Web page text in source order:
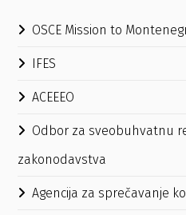
OSCE Mission to
IFES
ACEEEO
Odbor za sveobuhvatnu
zakonodavstva
Agencija za sprečavanje